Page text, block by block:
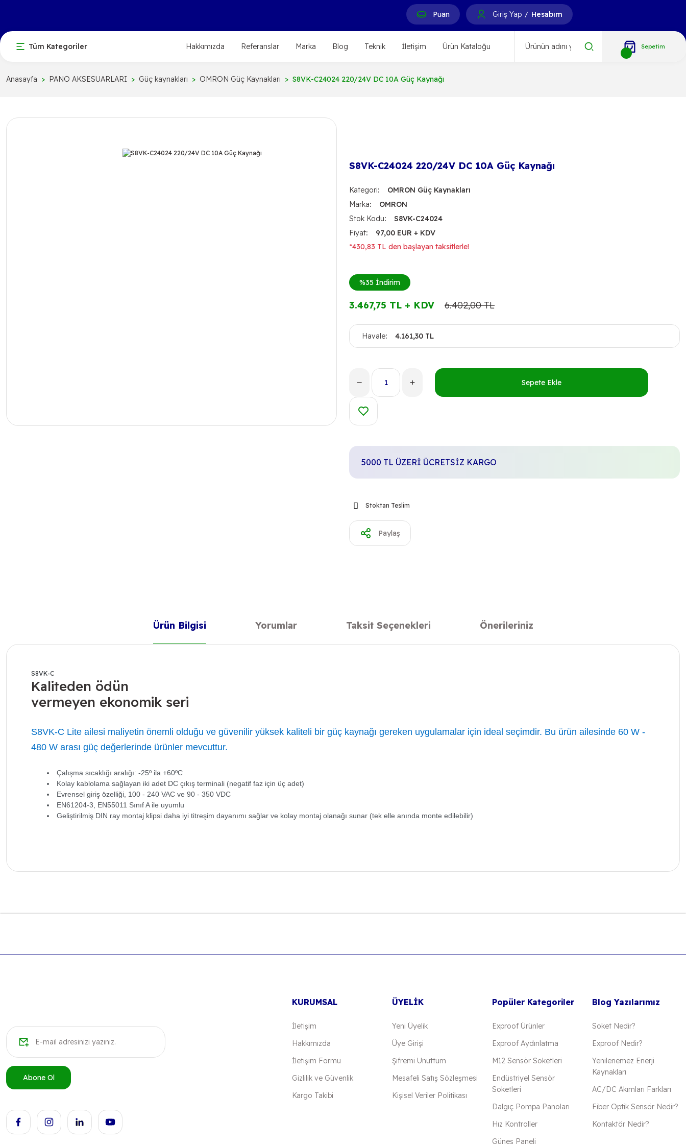
Puan Giriş Yap / Hesabım
Tüm Kategoriler Hakkımızda Referanslar Marka Blog Teknik İletişim Ürün Kataloğu Sepetim
Anasayfa PANO AKSESUARLARI Güç kaynakları OMRON Güç Kaynakları S8VK-C24024 220/24V DC 10A Güç Kaynağı
S8VK-C24024 220/24V DC 10A Güç Kaynağı
Kategori
OMRON Güç Kaynakları
Marka
OMRON
Stok Kodu
S8VK-C24024
Fiyat
97,00 EUR + KDV
*430,83 TL den başlayan taksitlerle!
%35 İndirim
3.467,75 TL + KDV 6.402,00 TL
Havale 4.161,30 TL
Sepete Ekle
5000 TL ÜZERİ ÜCRETSİZ KARGO
Stoktan Teslim
Paylaş
Ürün Bilgisi Yorumlar Taksit Seçenekleri Önerileriniz
S8VK-C
Kaliteden ödün
vermeyen ekonomik seri
S8VK-C Lite ailesi maliyetin önemli olduğu ve güvenilir yüksek kaliteli bir güç kaynağı gereken uygulamalar için ideal seçimdir. Bu ürün ailesinde 60 W -
480 W arası güç değerlerinde ürünler mevcuttur.
Çalışma sıcaklığı aralığı: -25º ila +60ºC
Kolay kablolama sağlayan iki adet DC çıkış terminali (negatif faz için üç adet)
Evrensel giriş özelliği, 100 - 240 VAC ve 90 - 350 VDC
EN61204-3, EN55011 Sınıf A ile uyumlu
Geliştirilmiş DIN ray montaj klipsi daha iyi titreşim dayanımı sağlar ve kolay montaj olanağı sunar (tek elle anında monte edilebilir)
Görüş ve önerileriniz için teşekkür ederiz.
Gönder
Abone Ol
KURUMSAL
İletişim
Hakkımızda
İletişim Formu
Gizlilik ve Güvenlik
Kargo Takibi
ÜYELİK
Yeni Üyelik
Üye Girişi
Şifremi Unuttum
Mesafeli Satış Sözleşmesi
Kişisel Veriler Politikası
Popüler Kategoriler
Exproof Ürünler
Exproof Aydınlatma
M12 Sensör Soketleri
Endüstriyel Sensör
Soketleri
Dalgıç Pompa Panoları
Hız Kontroller
Güneş Paneli
Blog Yazılarımız
Soket Nedir?
Exproof Nedir?
Yenilenemez Enerji
Kaynakları
AC/DC Akımları Farkları
Fiber Optik Sensör Nedir?
Kontaktör Nedir?